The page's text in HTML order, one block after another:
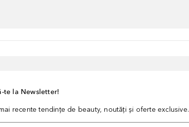
te la Newsletter!
recente tendințe de beauty, noutăți și oferte exclusive.